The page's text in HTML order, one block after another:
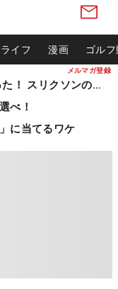
メルマガ登録
ライフ 漫画 ゴル
『4』が消え『R』が加わった！ スリクソンの新作
べ！
に当てるワケ